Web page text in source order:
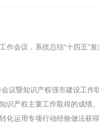
作会议，系统总结“十四五”
议暨知识产权强市建设工作
识产权主要工作取得的成
化运用专项行动经验做法获得